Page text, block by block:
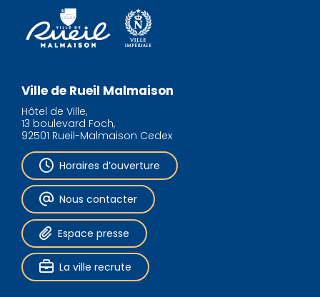
Ville de Rueil Malmaison
Hôtel de Ville,
13 boulevard Foch,
92501 Rueil-Malmaison Cedex
Horaires d’ouverture
Nous contacter
Espace presse
La ville recrute